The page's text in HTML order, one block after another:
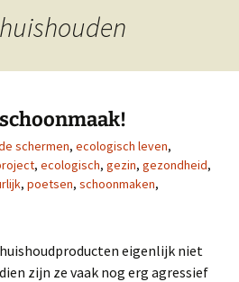
schermen, ecologisch leven,
, ecologisch, gezin, gezondheid,
, poetsen, schoonmaken,
eigenlijk niet
zijn ze vaak nog erg agressief